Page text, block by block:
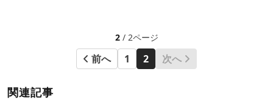
2/ 2ページ
前へ 1 2 次へ
関連記事